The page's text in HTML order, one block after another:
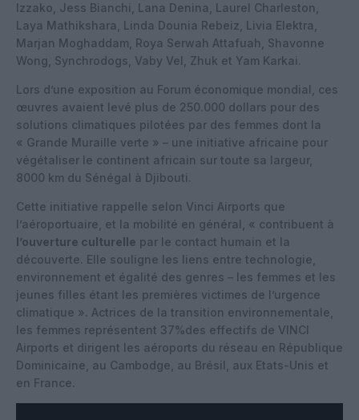
Izzako, Jess Bianchi, Lana Denina, Laurel Charleston,
Laya Mathikshara, Linda Dounia Rebeiz, Livia Elektra,
Marjan Moghaddam, Roya Serwah Attafuah, Shavonne
Wong, Synchrodogs, Vaby Vel, Zhuk et Yam Karkai.
Lors d’une exposition au Forum économique mondial, ces
œuvres avaient levé plus de 250.000 dollars pour des
solutions climatiques pilotées par des femmes dont la
« Grande Muraille verte » – une initiative africaine pour
végétaliser le continent africain sur toute sa largeur,
8000 km du Sénégal à Djibouti.
Cette initiative rappelle selon Vinci Airports que
l’aéroportuaire, et la mobilité en général, « contribuent à
l’ouverture culturelle par le contact humain et la
découverte. Elle souligne les liens entre technologie,
environnement et égalité des genres – les femmes et les
jeunes filles étant les premières victimes de l’urgence
climatique ». Actrices de la transition environnementale,
les femmes représentent 37%des effectifs de VINCI
Airports et dirigent les aéroports du réseau en République
Dominicaine, au Cambodge, au Brésil, aux Etats-Unis et
en France.